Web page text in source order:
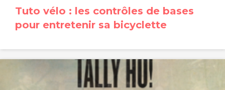
Tuto vélo : les contrôles de bases
pour entretenir sa bicyclette